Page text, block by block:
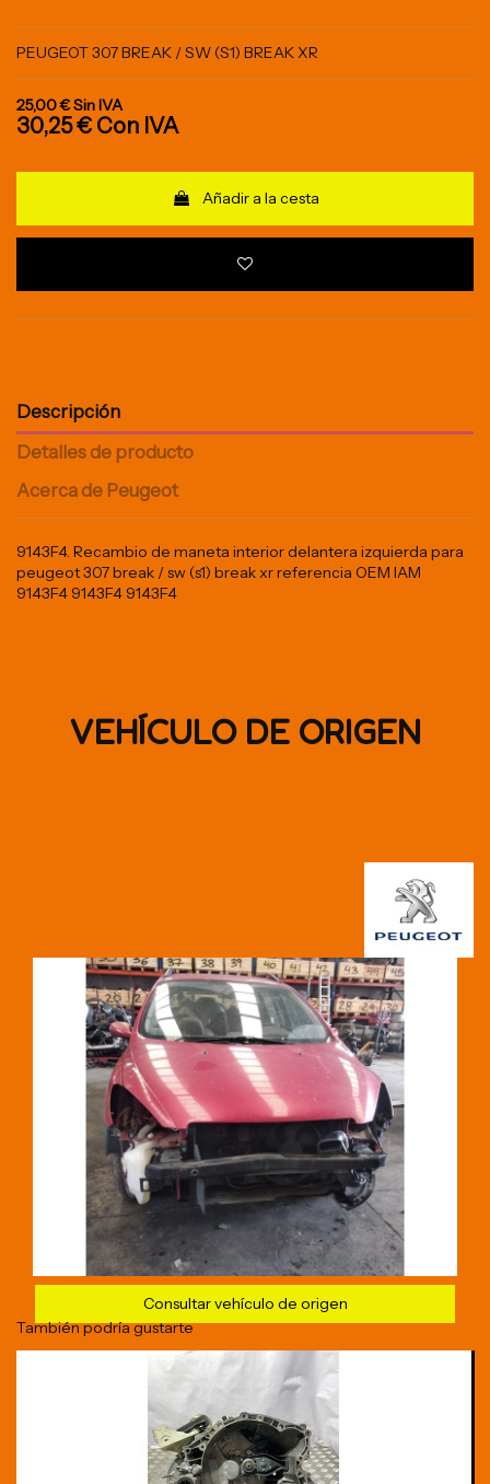
PEUGEOT 307 BREAK / SW (S1) BREAK XR
25,00 €Sin IVA
30,25 € Con IVA
Añadir a la cesta
Descripción
Detalles de producto
Acerca de Peugeot
9143F4. Recambio de maneta interior delantera izquierda para
peugeot 307 break / sw (s1) break xr referencia OEM IAM
9143F4 9143F4 9143F4
VEHÍCULO DE ORIGEN
Consultar vehículo de origen
También podría gustarte